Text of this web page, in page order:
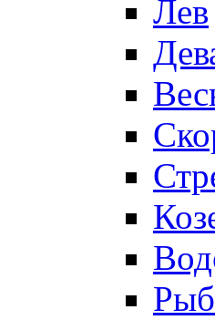
Лев